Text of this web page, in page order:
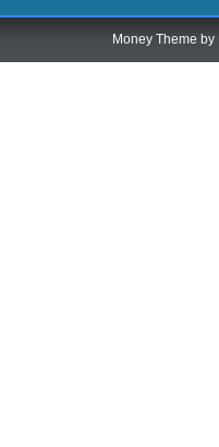
Money Theme by